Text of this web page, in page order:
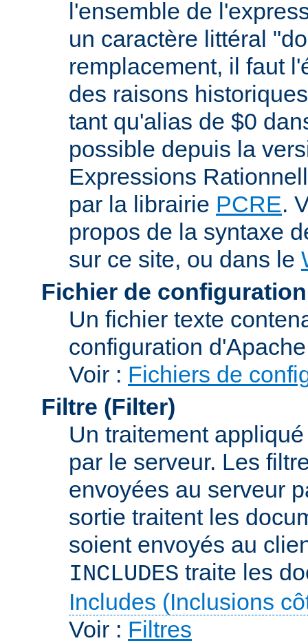
l'ensemble de
un caractère littéral
remplacement, il faut
des raisons
tant qu'alias de $0
possible depuis la
Expressions
par la librairie PCRE.
propos de la syntaxe
sur ce site, ou dans le
Fichier de
Un fichier texte
configuration
Voir : Fichiers de
Filtre (Filter)
Un traitement
par le serveur. Les
envoyées au serveur
sortie traitent les
soient envoyés au
INCLUDES traite les
Includes (Inclusions
Voir : Filtres